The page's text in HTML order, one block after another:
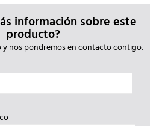
información sobre este
producto?
nos pondremos en contacto contigo.